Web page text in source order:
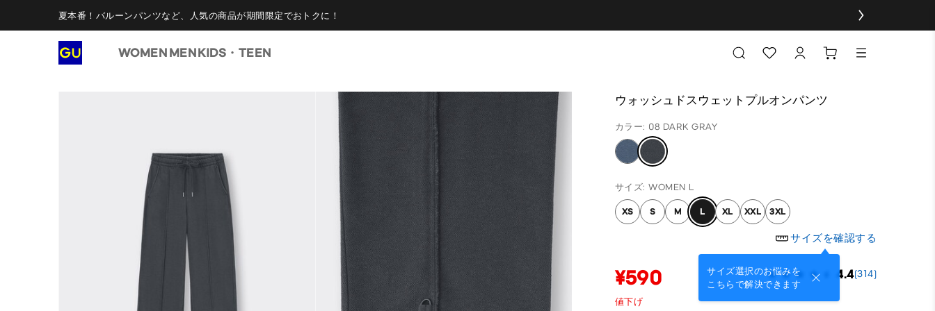
夏本番！バルーンパンツなど、人気の商品が期間限定でおトクに！
WOMEN MENKIDS・TEEN
ウォッシュドスウェットプルオンパンツ
カラー: 08 DARK GRAY
サイズ: WOMEN L
XS S M L XL XXL 3XL
サイズを確認する
サイズ選択のお悩みを
こちらで解決できます
¥590 4.4(314)
値下げ